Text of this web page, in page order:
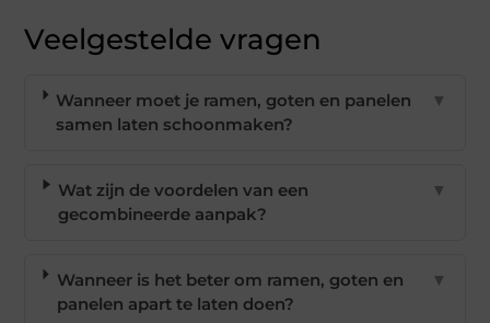
Veelgestelde vragen
Wanneer moet je ramen, goten en panelen
samen laten schoonmaken?
▼
Wat zijn de voordelen van een
gecombineerde aanpak?
▼
Wanneer is het beter om ramen, goten en
panelen apart te laten doen?
▼